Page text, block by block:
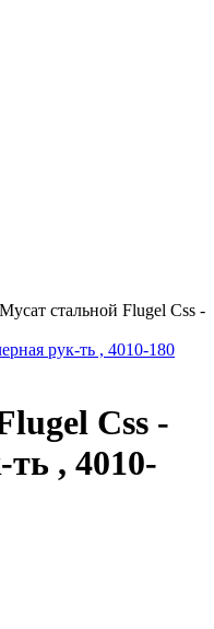
Мусат стальной Flugel Css -
Css -
, 4010-